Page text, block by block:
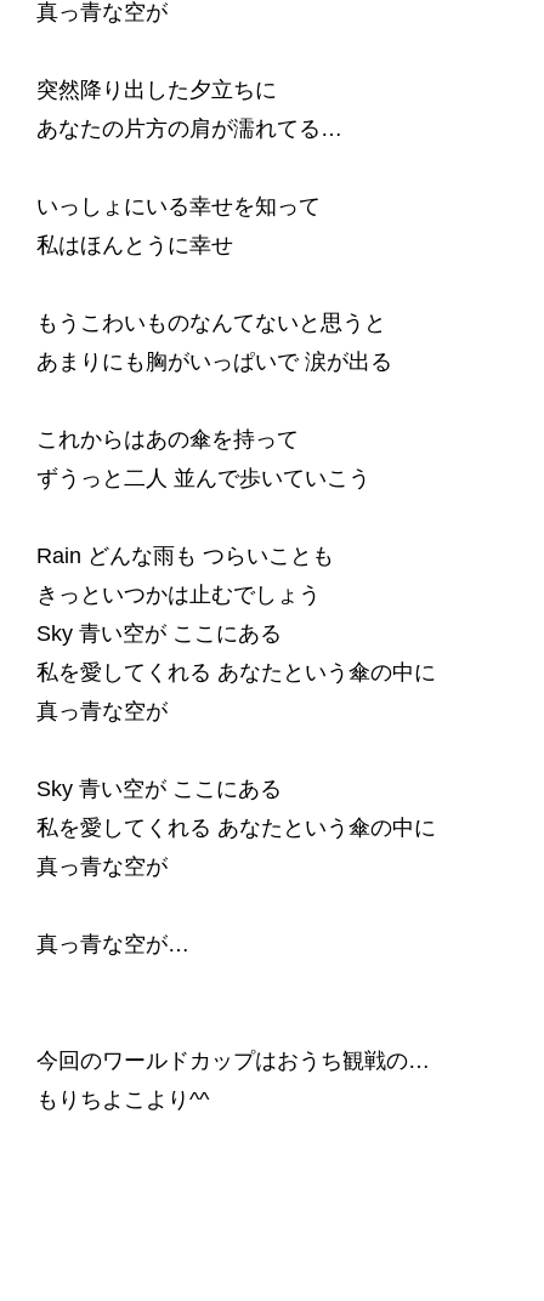
真っ青な空が
突然降り出した夕立ちに
あなたの片方の肩が濡れてる…
いっしょにいる幸せを知って
私はほんとうに幸せ
もうこわいものなんてないと思うと
あまりにも胸がいっぱいで 涙が出る
これからはあの傘を持って
ずうっと二人 並んで歩いていこう
Rain どんな雨も つらいことも
きっといつかは止むでしょう
Sky 青い空が ここにある
私を愛してくれる あなたという傘の中に
真っ青な空が
Sky 青い空が ここにある
私を愛してくれる あなたという傘の中に
真っ青な空が
真っ青な空が…
今回のワールドカップはおうち観戦の…
もりちよこより^^